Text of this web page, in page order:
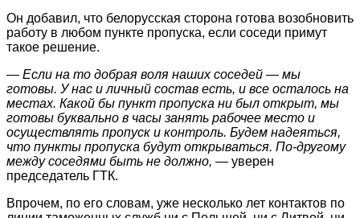
Он добавил, что белорусская сторона готова возобновить
работу в любом пункте пропуска, если соседи примут
такое решение.
— Если на то добрая воля наших соседей — мы
готовы. У нас и личный состав есть, и все осталось на
местах. Какой бы пункт пропуска ни был открыт, мы
готовы буквально в часы занять рабочее место и
осуществлять пропуск и контроль. Будем надеяться,
что пункты пропуска будут открываться. По-другому
между соседями быть не должно, — уверен
председатель ГТК.
Впрочем, по его словам, уже несколько лет контактов по